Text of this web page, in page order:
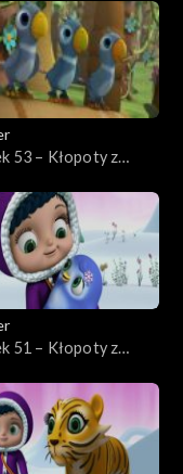
53 – Kłopoty z
51 – Kłopoty z